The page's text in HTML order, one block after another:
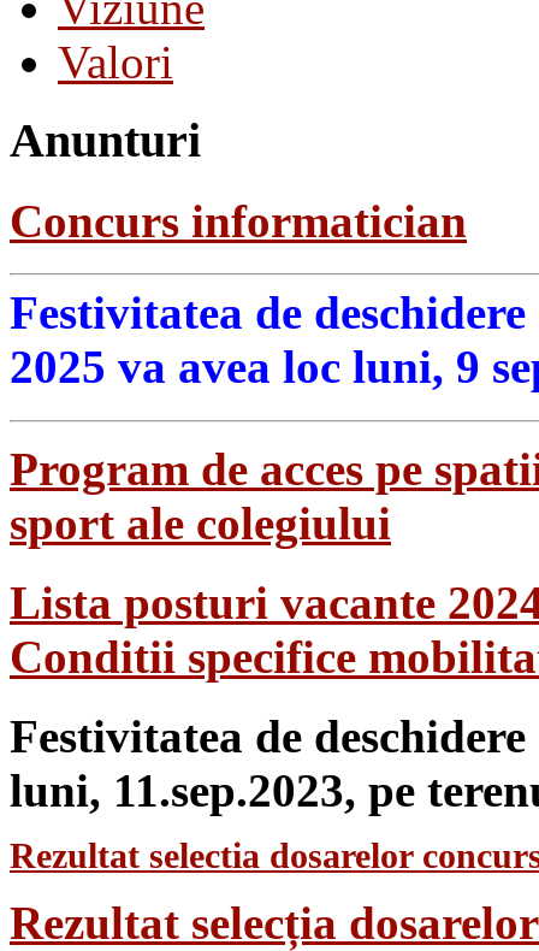
Valori
Anunturi
Concurs informatician
Festivitatea de
2025 va avea loc luni, 9
Program de acces pe
sport ale colegiului
Lista posturi vacante
Conditii specifice
Festivitatea de
luni, 11.sep.2023, pe
Rezultat selectia dosarelor
Rezultat selecția